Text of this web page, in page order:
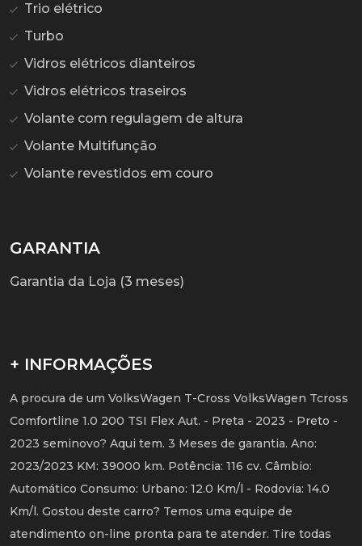
Trio elétrico
Turbo
Vidros elétricos dianteiros
Vidros elétricos traseiros
Volante com regulagem de altura
Volante Multifunção
Volante revestidos em couro
GARANTIA
Garantia da Loja (3 meses)
+ INFORMAÇÕES
A procura de um VolksWagen T-Cross VolksWagen Tcross
Comfortline 1.0 200 TSI Flex Aut. - Preta - 2023 - Preto -
2023 seminovo? Aqui tem. 3 Meses de garantia. Ano:
2023/2023 KM: 39000 km. Potência: 116 cv. Câmbio:
Automático Consumo: Urbano: 12.0 Km/l - Rodovia: 14.0
Km/l. Gostou deste carro? Temos uma equipe de
atendimento on-line pronta para te atender. Tire todas